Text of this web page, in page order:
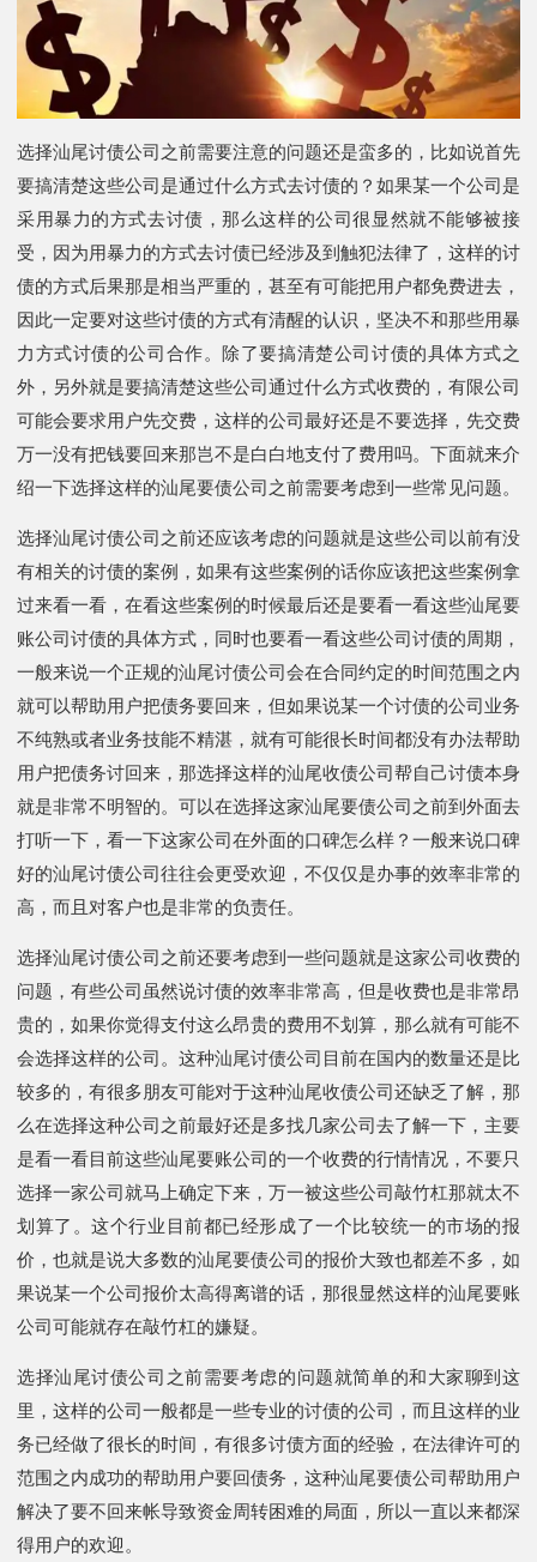
选择汕尾讨债公司之前需要注意的问题还是蛮多的，比如说首先
要搞清楚这些公司是通过什么方式去讨债的？如果某一个公司是
采用暴力的方式去讨债，那么这样的公司很显然就不能够被接
受，因为用暴力的方式去讨债已经涉及到触犯法律了，这样的讨
债的方式后果那是相当严重的，甚至有可能把用户都免费进去，
因此一定要对这些讨债的方式有清醒的认识，坚决不和那些用暴
力方式讨债的公司合作。除了要搞清楚公司讨债的具体方式之
外，另外就是要搞清楚这些公司通过什么方式收费的，有限公司
可能会要求用户先交费，这样的公司最好还是不要选择，先交费
万一没有把钱要回来那岂不是白白地支付了费用吗。下面就来介
绍一下选择这样的汕尾要债公司之前需要考虑到一些常见问题。
选择汕尾讨债公司之前还应该考虑的问题就是这些公司以前有没
有相关的讨债的案例，如果有这些案例的话你应该把这些案例拿
过来看一看，在看这些案例的时候最后还是要看一看这些汕尾要
账公司讨债的具体方式，同时也要看一看这些公司讨债的周期，
一般来说一个正规的汕尾讨债公司会在合同约定的时间范围之内
就可以帮助用户把债务要回来，但如果说某一个讨债的公司业务
不纯熟或者业务技能不精湛，就有可能很长时间都没有办法帮助
用户把债务讨回来，那选择这样的汕尾收债公司帮自己讨债本身
就是非常不明智的。可以在选择这家汕尾要债公司之前到外面去
打听一下，看一下这家公司在外面的口碑怎么样？一般来说口碑
好的汕尾讨债公司往往会更受欢迎，不仅仅是办事的效率非常的
高，而且对客户也是非常的负责任。
选择汕尾讨债公司之前还要考虑到一些问题就是这家公司收费的
问题，有些公司虽然说讨债的效率非常高，但是收费也是非常昂
贵的，如果你觉得支付这么昂贵的费用不划算，那么就有可能不
会选择这样的公司。这种汕尾讨债公司目前在国内的数量还是比
较多的，有很多朋友可能对于这种汕尾收债公司还缺乏了解，那
么在选择这种公司之前最好还是多找几家公司去了解一下，主要
是看一看目前这些汕尾要账公司的一个收费的行情情况，不要只
选择一家公司就马上确定下来，万一被这些公司敲竹杠那就太不
划算了。这个行业目前都已经形成了一个比较统一的市场的报
价，也就是说大多数的汕尾要债公司的报价大致也都差不多，如
果说某一个公司报价太高得离谱的话，那很显然这样的汕尾要账
公司可能就存在敲竹杠的嫌疑。
选择汕尾讨债公司之前需要考虑的问题就简单的和大家聊到这
里，这样的公司一般都是一些专业的讨债的公司，而且这样的业
务已经做了很长的时间，有很多讨债方面的经验，在法律许可的
范围之内成功的帮助用户要回债务，这种汕尾要债公司帮助用户
解决了要不回来帐导致资金周转困难的局面，所以一直以来都深
得用户的欢迎。